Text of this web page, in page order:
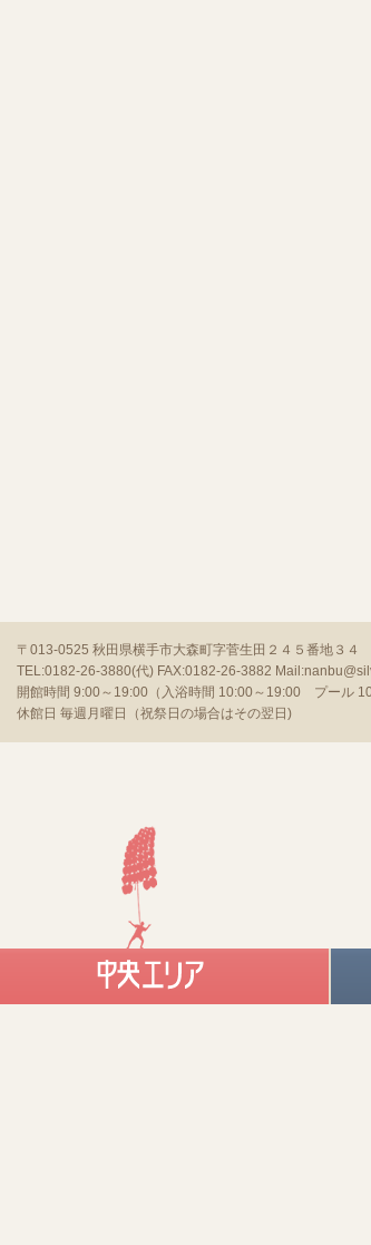
〒013-0525 秋田県横手市大森町字菅生田２４５番地３４
TEL:0182-26-3880(代) FAX:0182-26-3882
開館時間 9:00～19:00（入浴時間 10:00～19:00 プール
休館日 毎週月曜日（祝祭日の場合はその翌日)